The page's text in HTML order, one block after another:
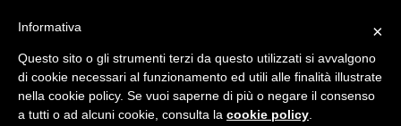
×
Informativa
Questo sito o gli strumenti terzi da questo utilizzati si avvalgono
di cookie necessari al funzionamento ed utili alle finalità illustrate
nella cookie policy. Se vuoi saperne di più o negare il consenso
a tutti o ad alcuni cookie, consulta la cookie policy.